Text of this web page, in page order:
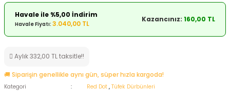
Mermisi
Tabure
Havale ile %5,00 İndirim
Havale Fiyatı: 3.040,00 TL
Kazancınız: 160,00 TL
Aylık 332,00 TL taksitle!!
🚚 Siparişin genellikle aynı gün, süper hızla kargoda!
Kategori Red Dot , Tüfek Dürbünleri